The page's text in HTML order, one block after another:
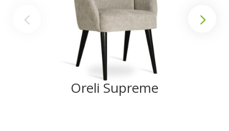
Oreli Supreme